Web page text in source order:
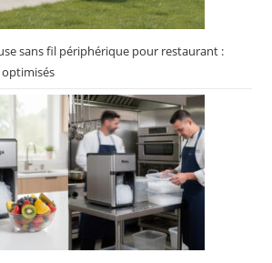
sans fil périphérique pour restaurant :